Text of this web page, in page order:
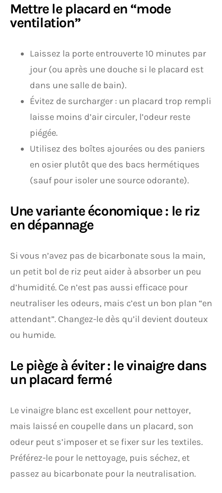
Mettre le placard en “mode
ventilation”
Laissez la porte entrouverte 10 minutes par
jour (ou après une douche si le placard est
dans une salle de bain).
Évitez de surcharger : un placard trop rempli
laisse moins d’air circuler, l’odeur reste
piégée.
Utilisez des boîtes ajourées ou des paniers
en osier plutôt que des bacs hermétiques
(sauf pour isoler une source odorante).
Une variante économique : le riz
en dépannage
Si vous n’avez pas de bicarbonate sous la main,
un petit bol de riz peut aider à absorber un peu
d’humidité. Ce n’est pas aussi efficace pour
neutraliser les odeurs, mais c’est un bon plan “en
attendant”. Changez-le dès qu’il devient douteux
ou humide.
Le piège à éviter : le vinaigre dans
un placard fermé
Le vinaigre blanc est excellent pour nettoyer,
mais laissé en coupelle dans un placard, son
odeur peut s’imposer et se fixer sur les textiles.
Préférez-le pour le nettoyage, puis séchez, et
passez au bicarbonate pour la neutralisation.